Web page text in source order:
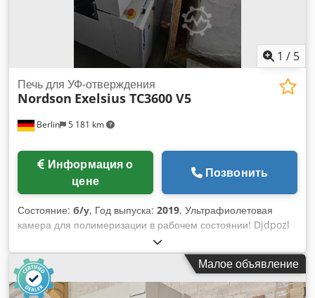
1 / 5
Berlin 5 181 km
Печь для УФ-отверждения
Nordson Exelsius TC3600 V5
цене
Позвонить
Состояние: б/у, Год выпуска: 2019, Ультрафиолетовая
камера для полимеризации в рабочем состоянии! Djdpozl
Малое объявление